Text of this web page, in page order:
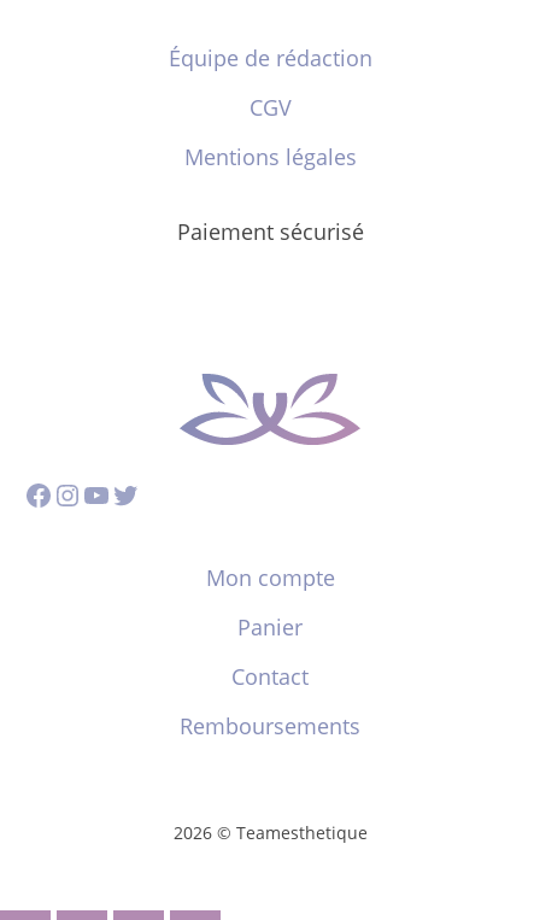
Équipe de rédaction
CGV
Mentions légales
Paiement sécurisé
Facebook
Instagram
YouTube
Twitter
Mon compte
Panier
Contact
Remboursements
2026 © Teamesthetique